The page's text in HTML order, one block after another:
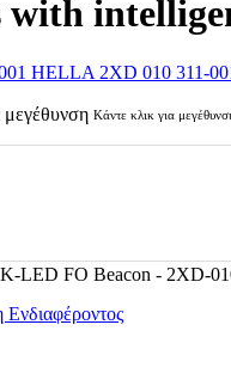
with
Κάντε κλικ για
LED FO Beacon - 2XD-